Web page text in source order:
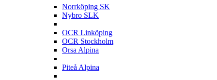
Norrköping SK
Nybro SLK
OCR Linköping
OCR Stockholm
Orsa Alpina
Piteå Alpina